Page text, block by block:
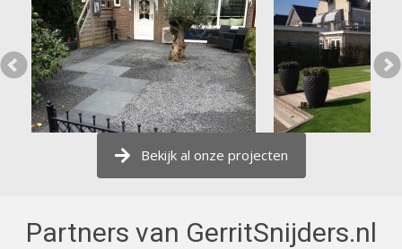
Bekijk al onze projecten
Partners van GerritSnijders.nl